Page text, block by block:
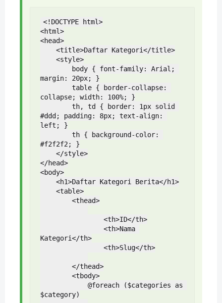
<!DOCTYPE html>
<html>
<head>
margin: 20px; }
collapse; width: 100%; }
#ddd; padding: 8px; text-align:
left; }
#f2f2f2; }
</head>
<body>
Kategori</th>
$category)